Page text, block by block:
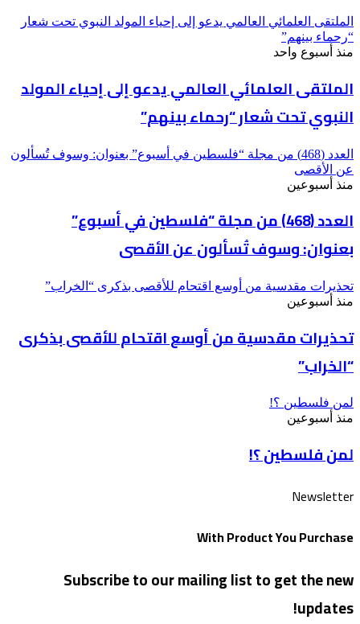
الملتقى العلمائي العالمي يدعو إلى إحياء المولد النبوي تحت شعار
“رحماء بينهم”
منذ أسبوع واحد
الملتقى العلمائي العالمي يدعو إلى إحياء المولد
النبوي تحت شعار “رحماء بينهم”
العدد (468) من مجلة “فلسطين في أسبوع” بعنوان: وسوف تُسألون
عن الأقصى
منذ أسبوعين
العدد (468) من مجلة “فلسطين في أسبوع”
بعنوان: وسوف تُسألون عن الأقصى
تحذيرات مقدسية من أوسع اقتحام للأقصى بذكرى “الخراب”
منذ أسبوعين
تحذيرات مقدسية من أوسع اقتحام للأقصى بذكرى
“الخراب”
لمن فلسطين ؟!
منذ أسبوعين
لمن فلسطين ؟!
Newsletter
With Product You Purchase
Subscribe to our mailing list to get the new
updates!